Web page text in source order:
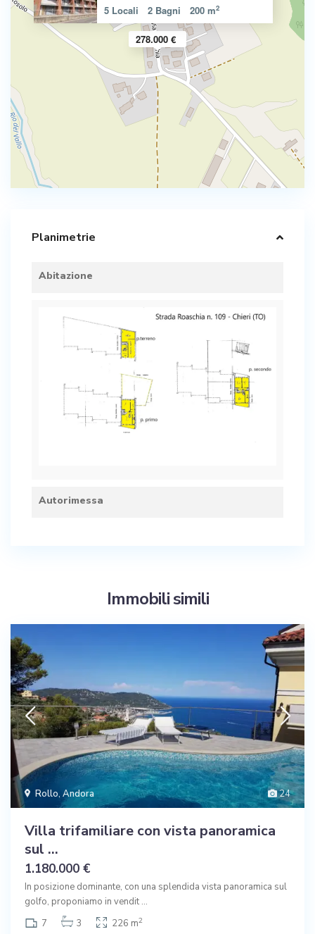
278.000 €
5 Locali 2 Bagni 200 m2
Planimetrie
Abitazione
Autorimessa
Immobili simili
24
Rollo, Andora
Villa trifamiliare con vista panoramica
sul ...
1.180.000 €
In posizione dominante, con una splendida vista panoramica sul
golfo, proponiamo in vendit ...
7
3 226 m2